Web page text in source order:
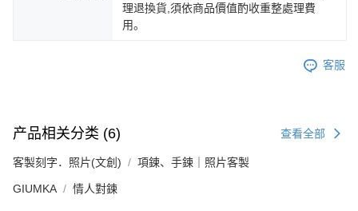
理退換貨,須依商品價值酌收重整處理費
用。
客服
产品相关分类 (6) 查看全部
客製刻字．照片(文創) 項鍊、手鍊｜照片客製
GIUMKA 情人對鍊